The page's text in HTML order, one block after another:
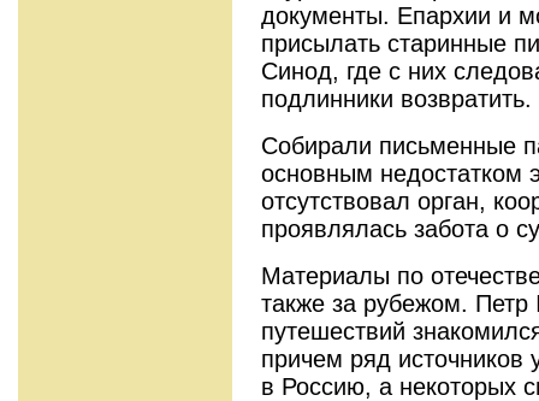
документы. Епархии и
присылать старинные
Синод, где с них
подлинники возвратить.
Собирали письменные
основным недостатком
отсутствовал орган,
проявлялась забота о
Материалы по
также за рубежом. Петр
путешествий
причем ряд источников
в Россию, а некоторых